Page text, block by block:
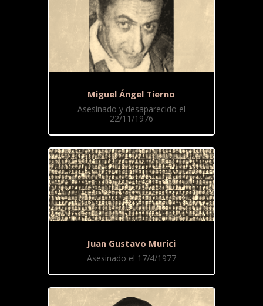
Miguel Ángel Tierno
Asesinado y desaparecido el
22/11/1976
Juan Gustavo Murici
Asesinado el 17/4/1977